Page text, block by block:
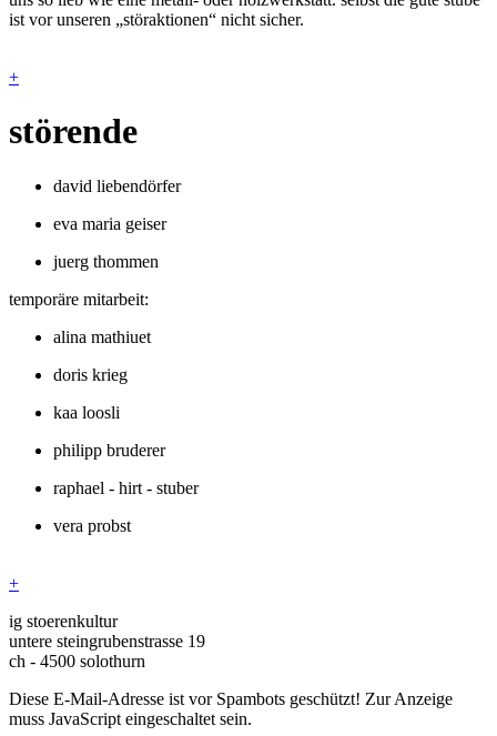
ist vor unseren „störaktionen“ nicht sicher.
+
störende
david liebendörfer
eva maria geiser
juerg thommen
temporäre mitarbeit:
alina mathiuet
doris krieg
kaa loosli
philipp bruderer
raphael - hirt - stuber
vera probst
+
ig stoerenkultur
untere steingrubenstrasse 19
ch - 4500 solothurn
Diese E-Mail-Adresse ist vor Spambots geschützt! Zur Anzeige
muss JavaScript eingeschaltet sein.